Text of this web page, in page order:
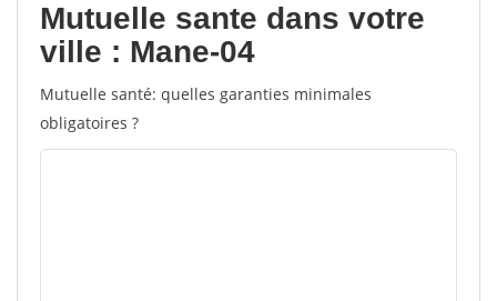
Mutuelle sante dans votre
ville : Mane-04
Mutuelle santé: quelles garanties minimales
obligatoires ?